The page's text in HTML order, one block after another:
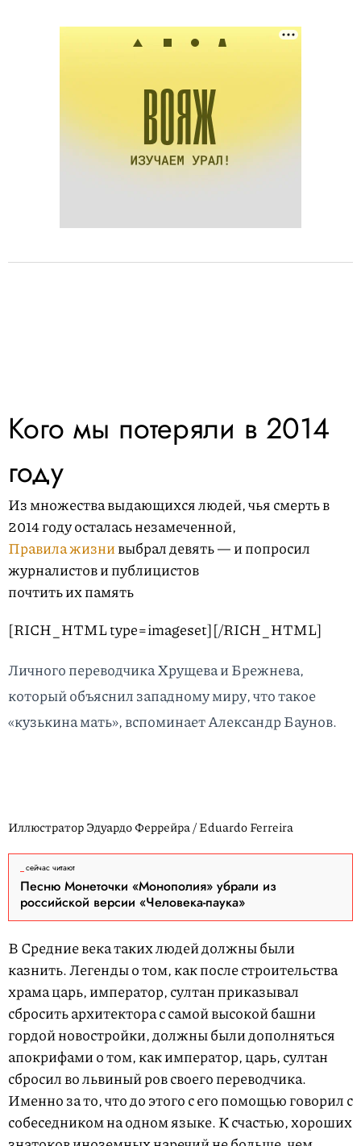
Кого мы потеряли в 2014
году
Из множества выдающихся людей, чья смерть в
2014 году осталась незамеченной,
Правила жизнивыбрал девять — и попросил
журналистов и публицистов
почтить их память
[RICH_HTML type=imageset][/RICH_HTML]
Личного переводчика Хру­щева и Брежнева,
который объяс­нил за­пад­ному миру, что такое
«кузькина мать», вспо­ми­нает Александр Баунов.
Иллюстратор Эдуардо Феррейра / Eduardo Ferreira
сейчас читают
Песню Монеточки «Монополия» убрали из
российской версии «Человека-паука»
В Средние века таких людей должны были
казнить. Легенды о том, как после строительства
храма царь, император, султан приказывал
сбросить архитектора с самой высокой башни
гордой новостройки, должны были дополняться
апокрифами о том, как император, царь, султан
сбросил во львиный ров своего переводчика.
Именно за то, что до этого с его помощью говорил с
собеседником на одном языке. К счастью, хороших